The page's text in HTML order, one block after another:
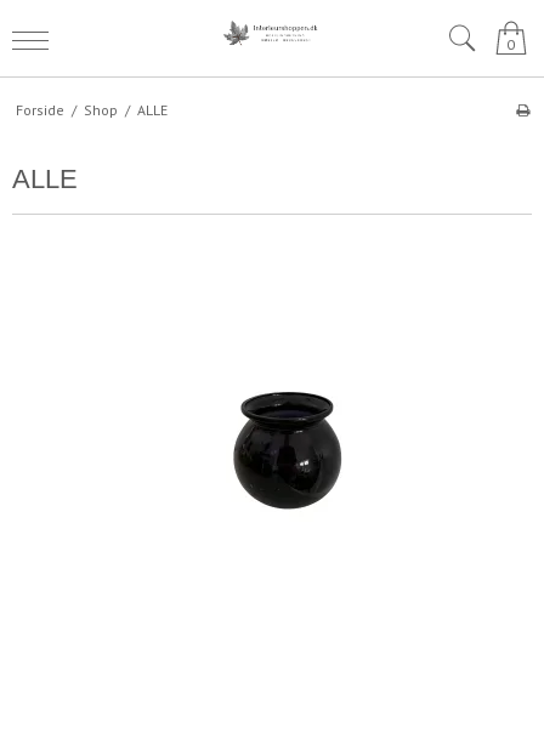
0
Forside / Shop / ALLE
ALLE